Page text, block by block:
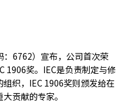
：6762）宣布，公司首次荣
1906奖。IEC是负责制定与修
织，IEC 1906奖则颁发给在
贡献的专家。